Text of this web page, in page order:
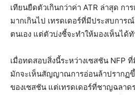
เทียนยืดตัวเกินกว่าค่า ATR ล่าสุด กา
มากเกินไป เทรดเดอร์ที่มีประสบการ
ตนเอง แต่ตัวบ่งชี้จะทำให้มองเห็นได้
เมื่อทดสอบสิ่งนี้ระหว่างเซสชัน NFP
มักจะเห็นสัญญาณการอ่อนล้าปรากฏ
ของเซสชัน แต่เทรดเดอร์ที่ชาญฉลาด